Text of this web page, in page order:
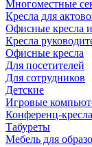
Многоместные
Кресла для
Офисные кресла и
Кресла
Офисные кресла
Для посетителей
Для сотрудников
Детские
Игровые
Конференц-кресла
Табуреты
Мебель для